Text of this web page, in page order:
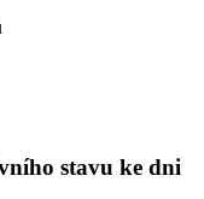
stavu ke dni